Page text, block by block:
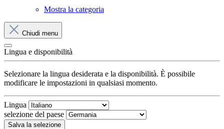
Mostra la categoria
Chiudi menu
Lingua e disponibilità
Selezionare la lingua desiderata e la disponibilità. È possibile
modificare le impostazioni in qualsiasi momento.
Lingua
selezione del paese
Salva la selezione